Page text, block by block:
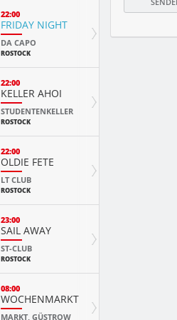
22:00
FRIDAY NIGHT
DA CAPO
ROSTOCK
22:00
KELLER AHOI
STUDENTENKELLER
ROSTOCK
22:00
OLDIE FETE
LT CLUB
ROSTOCK
23:00
SAIL AWAY
ST-CLUB
ROSTOCK
08:00
WOCHENMARKT
MARKT, GÜSTROW